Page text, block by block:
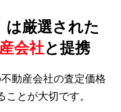
は厳選された
会社と提携
動産会社の査定価格
とが大切です。